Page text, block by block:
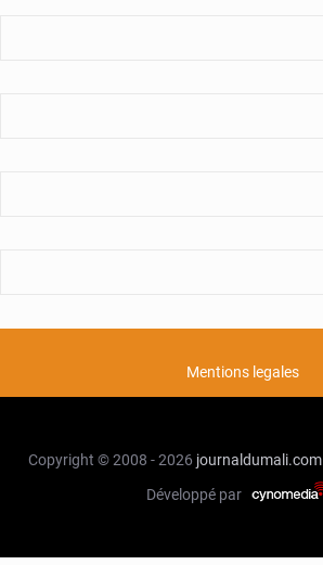
Mentions legales
Copyright © 2008 - 2026 journaldumali.com
Développé par